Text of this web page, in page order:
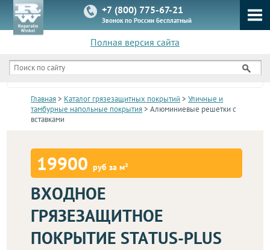
+7 (800) 775-67-21
Звонок по России бесплатный
Полная версия сайта
КАТАЛОГ
Главная> Каталог грязезащитных покрытий >Уличные и
тамбурные напольные покрытия> Алюминиевые решетки с
вставками
19900руб за м²
ВХОДНОЕ
ГРЯЗЕЗАЩИТНОЕ
ПОКРЫТИЕ STATUS-PLUS